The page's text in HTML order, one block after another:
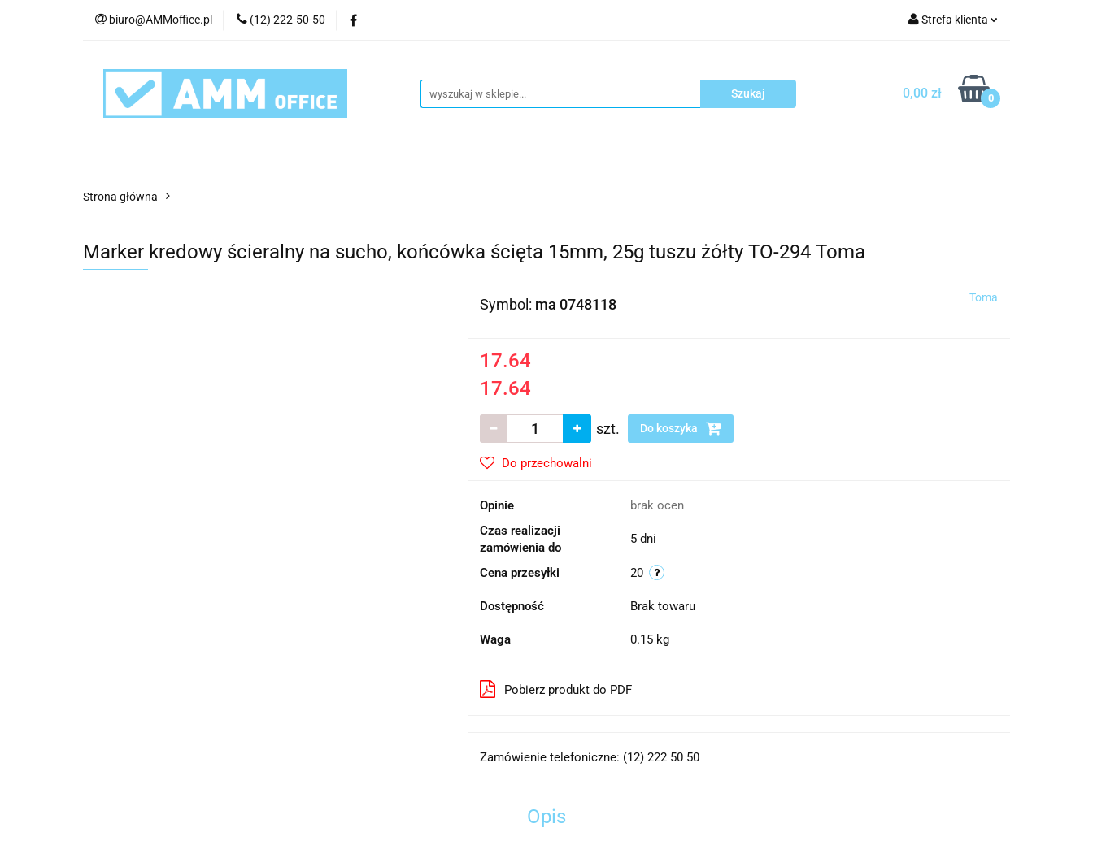
biuro@AMMoffice.pl (12) 222-50-50 Strefa klienta
Zarejestruj się
Dodaj zgłoszenie
0,00 zł 0
Kategorie Artykuły biurowe
Urządzenia i eksploatacja Blog Kontakt
Strona główna
Marker kredowy ścieralny na sucho, końcówka ścięta 15mm, 25g tuszu żółty TO-294 Toma
Symbol: ma 0748118 Toma
17.64
17.64
szt. Do koszyka
Do przechowalni
Opinie
brak ocen
Czas realizacji
zamówienia do
5 dni
Cena przesyłki 20
Dostępność Brak towaru
Waga 0.15 kg
Pobierz produkt do PDF
Zamówienie telefoniczne: (12) 222 50 50
Opis